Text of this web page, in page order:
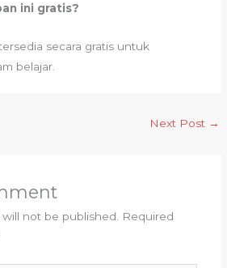
ini gratis?
secara gratis untuk
belajar.
Next Post →
not be published. Required